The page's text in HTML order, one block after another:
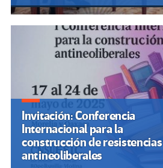
Invitación: Conferencia
Internacional para la
construcción de resistencias
antineoliberales